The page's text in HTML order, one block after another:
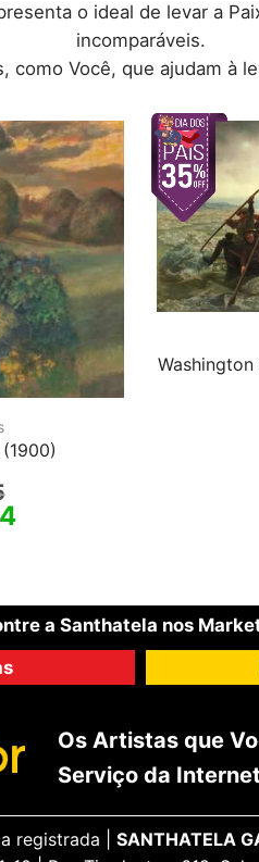
o ideal de levar a
incomparáveis.
como Você, que ajudam à
Washington
a Santhatela nos
Os Artistas que
Serviço da
registrada | SANTHATELA